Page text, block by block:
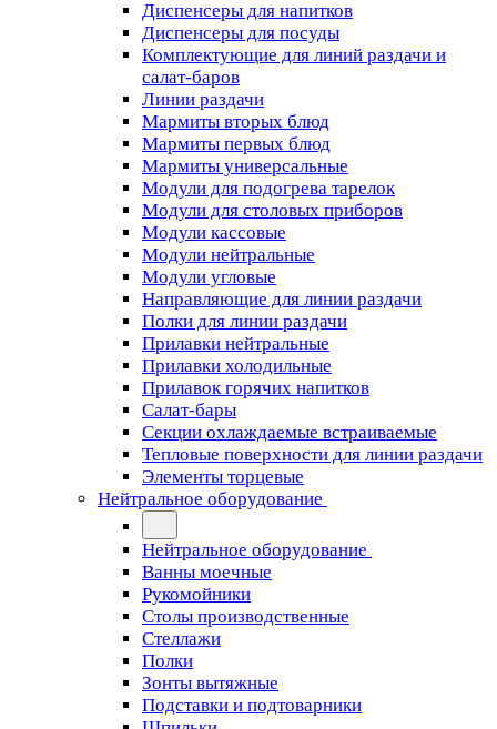
Диспенсеры для напитков
Диспенсеры для посуды
Комплектующие для линий раздачи и
салат-баров
Линии раздачи
Мармиты вторых блюд
Мармиты первых блюд
Мармиты универсальные
Модули для подогрева тарелок
Модули для столовых приборов
Модули кассовые
Модули нейтральные
Модули угловые
Направляющие для линии раздачи
Полки для линии раздачи
Прилавки нейтральные
Прилавки холодильные
Прилавок горячих напитков
Салат-бары
Секции охлаждаемые встраиваемые
Тепловые поверхности для линии раздачи
Элементы торцевые
Нейтральное оборудование
Нейтральное оборудование
Ванны моечные
Рукомойники
Столы производственные
Стеллажи
Полки
Зонты вытяжные
Подставки и подтоварники